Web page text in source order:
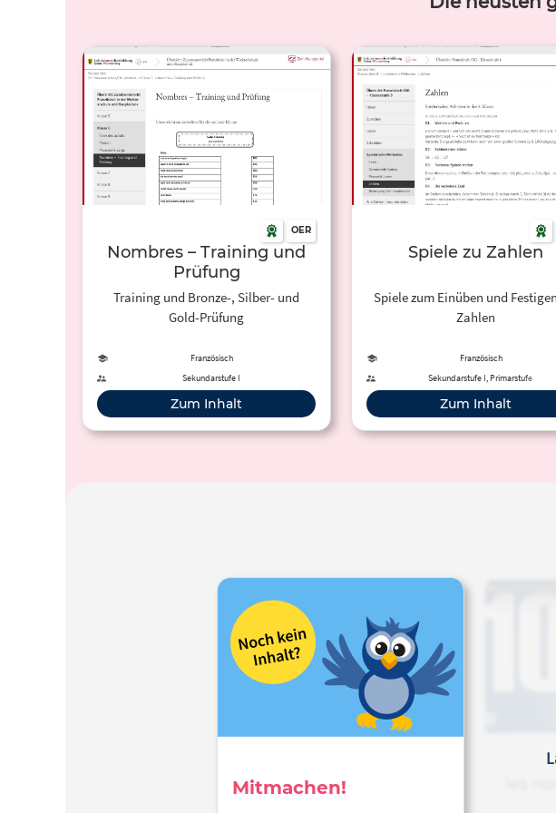
OER
Nombres – Training und
Prüfung
Training und Bronze-, Silber- und
Gold-Prüfung
Französisch
Sekundarstufe I
Zum Inhalt
Spiele zu Zahlen
Spiele zum Einüben und
Zahlen
Französisch
Sekundarstufe I, Primarstufe
Zum Inhalt
Mitmachen!
les